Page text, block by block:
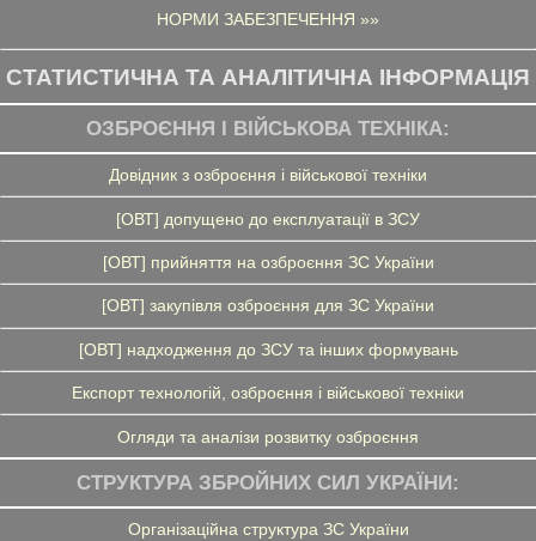
НОРМИ ЗАБЕЗПЕЧЕННЯ »»
СТАТИСТИЧНА ТА АНАЛІТИЧНА ІНФОРМАЦІЯ
ОЗБРОЄННЯ І ВІЙСЬКОВА ТЕХНІКА:
Довідник з озброєння і військової техніки
[ОВТ] допущено до експлуатації в ЗСУ
[ОВТ] прийняття на озброєння ЗС України
[ОВТ] закупівля озброєння для ЗС України
[ОВТ] надходження до ЗСУ та інших формувань
Експорт технологій, озброєння і військової техніки
Огляди та аналізи розвитку озброєння
СТРУКТУРА ЗБРОЙНИХ СИЛ УКРАЇНИ:
Організаційна структура ЗС України